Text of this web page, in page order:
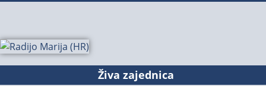
Živa zajednica